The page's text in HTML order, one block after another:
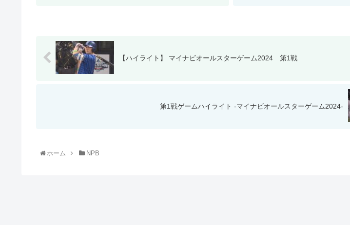
【ハイライト】 マイナビオールスターゲーム2024 第1戦
第1戦ゲームハイライト -マイナビオールスターゲーム2024-
ホーム NPB